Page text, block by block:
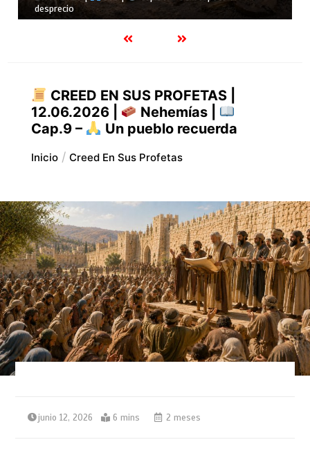
mejores
CREED EN SUS PROFETAS |
12.06.2026 |
Nehemías |
Cap.9 –
Un pueblo recuerda
Inicio Creed En Sus Profetas
junio 12, 2026 6 mins 2 meses